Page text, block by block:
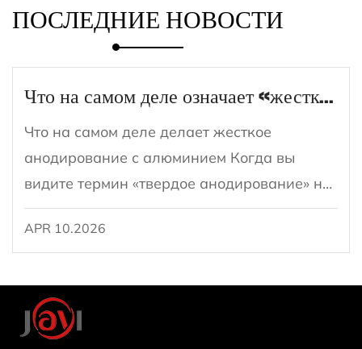
ПОСЛЕДНИЕ НОВОСТИ
Что на самом деле означает «жесткое анодирование» для сковороды?
Что на самом деле делает жесткое
анодирование с алюминием Когда вы
видите термин «твердое анодирование» на
сковороде, он относится к специфической
электрохимической обработке поверхности,
APR 10.2026